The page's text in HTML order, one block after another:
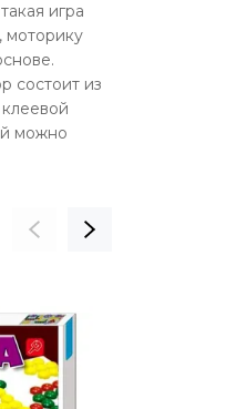
игра
моторику
состоит из
можно